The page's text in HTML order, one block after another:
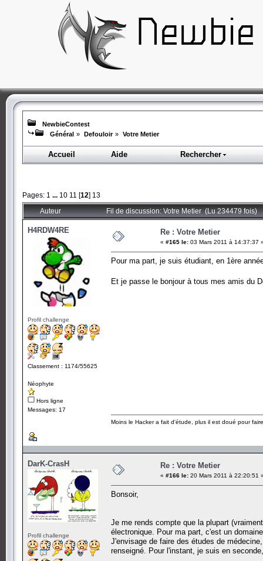
NewbieContest
Général » Defouloir » Votre Metier
Accueil Aide Rechercher
Pages: 1 ... 10 11 [12] 13
Auteur Fil de discussion: Votre Metier (Lu 234479 fois)
H4RDW4RE
Profil challenge
Classement : 1174/55625
Néophyte
Hors ligne
Messages: 17
Re : Votre Metier
« #165 le: 03 Mars 2011 à 14:37:37
Pour ma part, je suis étudiant, en 1ère
Et je passe le bonjour à tous mes amis du
Moins le Hacker a fait d'étude, plus il est doué pour
DarK-CrasH
Profil challenge
Re : Votre Metier
« #166 le: 20 Mars 2011 à 22:20:51
Bonsoir,
Je me rends compte que la plupart
électronique. Pour ma part, c'est un
J'envisage de faire des études de
renseigné. Pour l'instant, je suis en